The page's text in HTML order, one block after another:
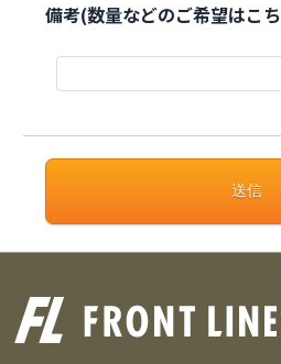
備考(数量などのご希望はこ